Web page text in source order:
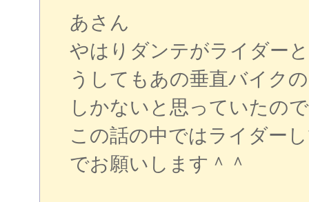
あさん
やはりダンテがライダー
うしてもあの垂直バイク
しかないと思っていたの
この話の中ではライダー
でお願いします＾＾